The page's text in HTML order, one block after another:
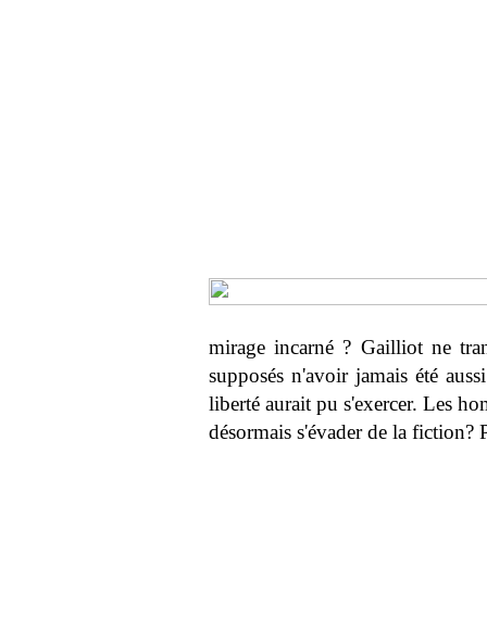
mirage incarné ? Gailliot ne
supposés n'avoir jamais été
liberté aurait pu s'exercer. Les
désormais s'évader de la fiction?